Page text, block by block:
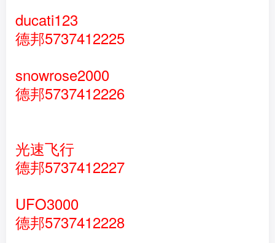
ducati123
德邦5737412225
snowrose2000
德邦5737412226
光速飞行
德邦5737412227
UFO3000
德邦5737412228